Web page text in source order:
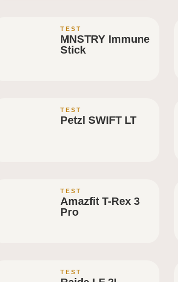
TEST
MNSTRY Immune
Stick
TEST
Petzl SWIFT LT
TEST
Amazfit T-Rex 3
Pro
TEST